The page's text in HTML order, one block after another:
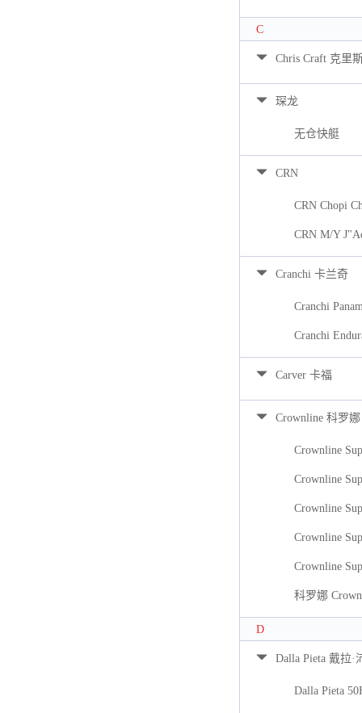
C
Chris Craft 克里
琛龙
无仓快艇
CRN
CRN Chopi
CRN M/Y
Cranchi 卡兰奇
Cranchi
Cranchi
Carver 卡福
Crownline 科罗娜
Crownline
Crownline
Crownline
Crownline
Crownline
科罗娜
D
Dalla Pieta 戴拉·
Dalla Pieta